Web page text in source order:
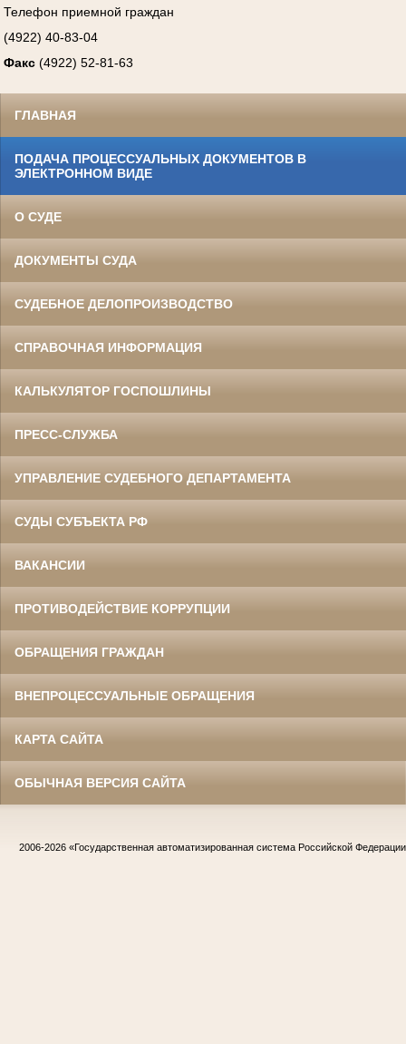
Телефон приемной граждан
(4922) 40-83-04
Факс (4922) 52-81-63
ГЛАВНАЯ
ПОДАЧА ПРОЦЕССУАЛЬНЫХ ДОКУМЕНТОВ В
ЭЛЕКТРОННОМ ВИДЕ
О СУДЕ
ДОКУМЕНТЫ СУДА
СУДЕБНОЕ ДЕЛОПРОИЗВОДСТВО
СПРАВОЧНАЯ ИНФОРМАЦИЯ
КАЛЬКУЛЯТОР ГОСПОШЛИНЫ
ПРЕСС-СЛУЖБА
УПРАВЛЕНИЕ СУДЕБНОГО ДЕПАРТАМЕНТА
СУДЫ СУБЪЕКТА РФ
ВАКАНСИИ
ПРОТИВОДЕЙСТВИЕ КОРРУПЦИИ
ОБРАЩЕНИЯ ГРАЖДАН
ВНЕПРОЦЕССУАЛЬНЫЕ ОБРАЩЕНИЯ
КАРТА САЙТА
ОБЫЧНАЯ ВЕРСИЯ САЙТА
2006-2026 «Государственная автоматизированная система Российской